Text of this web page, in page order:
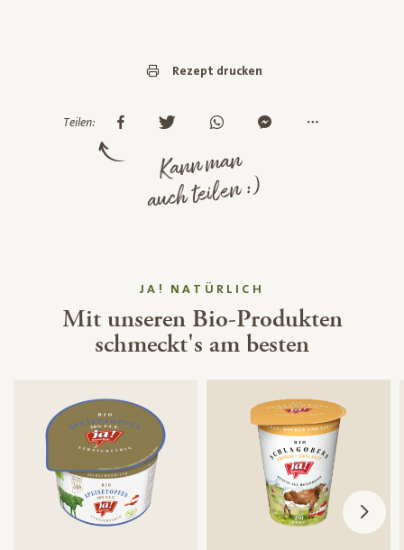
Rezept drucken
Teilen:
Kann man
auch teilen :)
JA! NATÜRLICH
Mit unseren Bio-Produkten
schmeckt's am besten